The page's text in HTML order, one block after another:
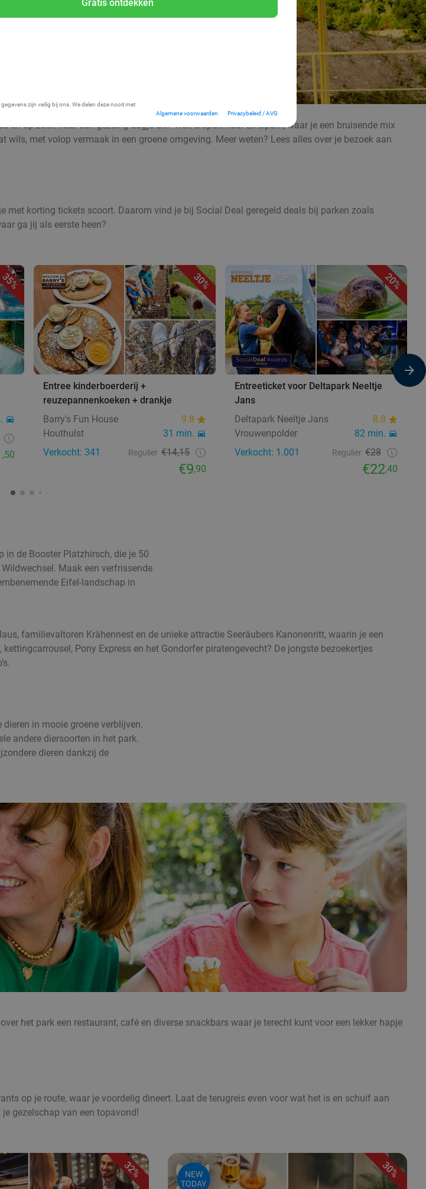
Gratis ontdekken
zijn veilig bij ons. We delen deze nooit met
Algemene voorwaarden Privacybeleid / AVG
en op zoek naar een gezellig dagje uit? Trek eropuit naar Eifelpark, waar je een bruisende mix
met volop vermaak in een groene omgeving. Meer weten? Lees alles over je bezoek aan
met korting tickets scoort. Daarom vind je bij Social Deal geregeld deals bij parken zoals
ga jij als eerste heen?
35%
,50
30%
Entree kinderboerderij +
reuzepannenkoeken + drankje
Barry's Fun House
9.8
Houthulst
31 min.
Verkocht: 341
Regulier €14,15
€9,90
20%
Entreeticket voor Deltapark Neeltje
Jans
Deltapark Neeltje Jans
8.8
Vrouwenpolder
82 min.
Verkocht: 1.001
Regulier €28
€22,40
in de Booster Platzhirsch, die je 50
Maak een verfrissende
Eifel-landschap in
familievaltoren Krähennest en de unieke attractie Seeräubers Kanonenritt, waarin je een
Pony Express en het Gondorfer piratengevecht? De jongste bezoekertjes
in mooie groene verblijven.
andere diersoorten in het park.
dieren dankzij de
het park een restaurant, café en diverse snackbars waar je terecht kunt voor een lekker hapje
op je route, waar je voordelig dineert. Laat de terugreis even voor wat het is en schuif aan
gezelschap van een topavond!
32% 30%
NEW
TODAY